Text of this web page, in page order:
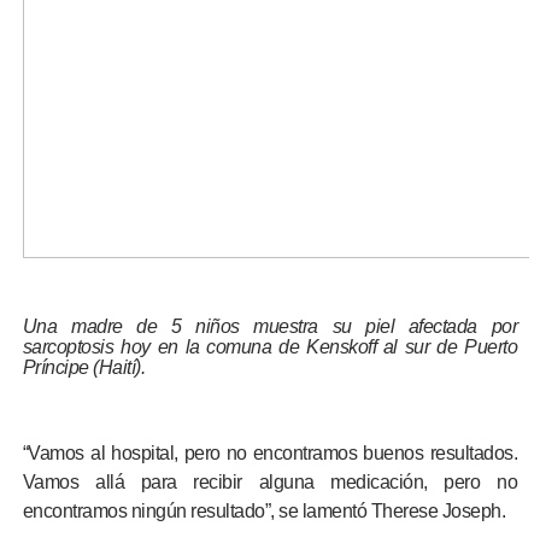
Una madre de 5 niños muestra su piel afectada por
sarcoptosis hoy en la comuna de Kenskoff al sur de Puerto
Príncipe (Haití).
“Vamos al hospital, pero no encontramos buenos resultados.
Vamos allá para recibir alguna medicación, pero no
encontramos ningún resultado”, se lamentó Therese Joseph.